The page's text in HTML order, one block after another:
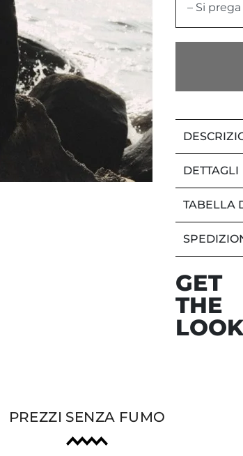
– Si
DETTAGLI
TABELLA
GET
THE
LOOK
PREZZI SENZA FUMO